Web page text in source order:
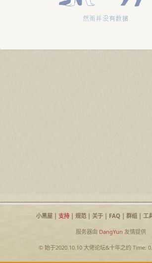
小黑屋| 支持| 规范| 关于| FAQ| 群组| 工
服务器由 DangYun 友情提供
© 始于2020.10.10 大佬论坛&十年之约Time: